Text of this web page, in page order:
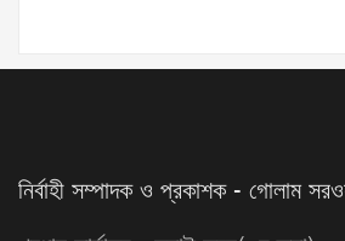
নির্বাহী সম্পাদক ও প্রকাশক - গোলাম